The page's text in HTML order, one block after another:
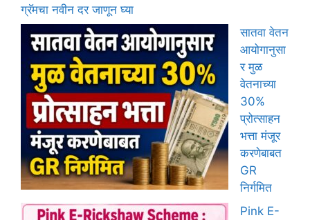
ग्रॅमचा नवीन दर जाणून घ्या
सातवा वेतन
आयोगानुसा
र मुळ
वेतनाच्या
30%
प्रोत्साहन
भत्ता मंजूर
करणेबाबत
GR
निर्गमित
Pink E-